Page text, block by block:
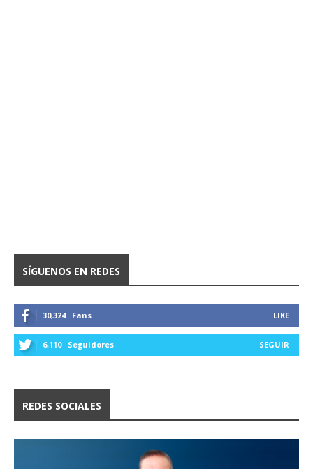
SÍGUENOS EN REDES
30,324 Fans LIKE
6,110 Seguidores SEGUIR
REDES SOCIALES